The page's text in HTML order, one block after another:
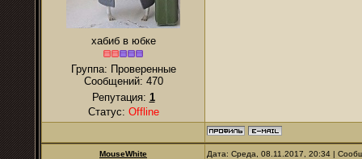
хабиб в юбке
Группа: Проверенные
Сообщений: 470
Репутация: 1
Статус: Offline
MouseWhite Дата: Среда, 08.11.2017, 20:34 |